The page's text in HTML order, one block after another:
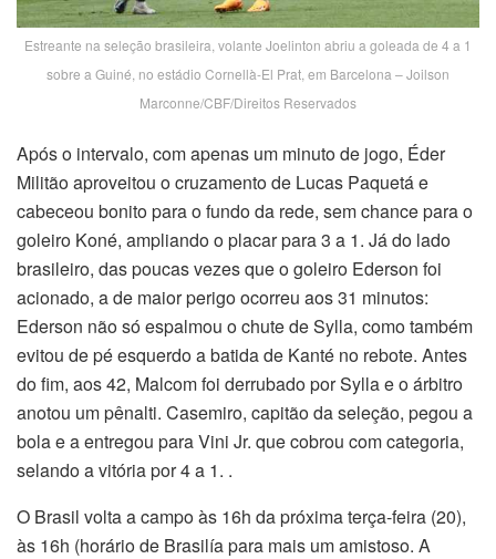
Estreante na seleção brasileira, volante Joelinton abriu a goleada de 4 a 1
sobre a Guiné, no estádio Cornellà-El Prat, em Barcelona – Joilson
Marconne/CBF/Direitos Reservados
Após o intervalo, com apenas um minuto de jogo, Éder
Militão aproveitou o cruzamento de Lucas Paquetá e
cabeceou bonito para o fundo da rede, sem chance para o
goleiro Koné, ampliando o placar para 3 a 1. Já do lado
brasileiro, das poucas vezes que o goleiro Ederson foi
acionado, a de maior perigo ocorreu aos 31 minutos:
Ederson não só espalmou o chute de Sylla, como também
evitou de pé esquerdo a batida de Kanté no rebote. Antes
do fim, aos 42, Malcom foi derrubado por Sylla e o árbitro
anotou um pênalti. Casemiro, capitão da seleção, pegou a
bola e a entregou para Vini Jr. que cobrou com categoria,
selando a vitória por 4 a 1. .
O Brasil volta a campo às 16h da próxima terça-feira (20),
às 16h (horário de Brasilía para mais um amistoso. A